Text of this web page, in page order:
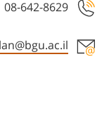
08-642-8629